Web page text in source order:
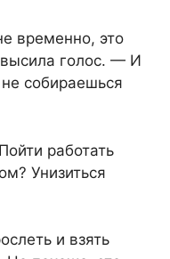
временно, это
голос. — И
собираешься
работать
Унизиться
и взять